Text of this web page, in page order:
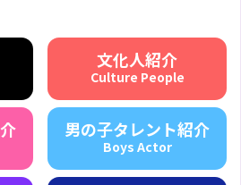
文化人紹介
Culture People
男の子タレント紹介
Boys Actor